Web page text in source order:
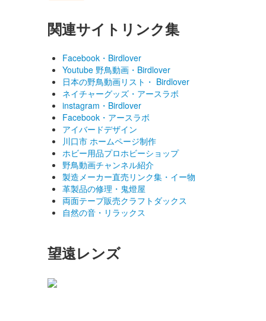
関連サイトリンク集
Facebook・Birdlover
Youtube 野鳥動画・Birdlover
日本の野鳥動画リスト・ Birdlover
ネイチャーグッズ・アースラボ
instagram・Birdlover
Facebook・アースラボ
アイバードデザイン
川口市 ホームページ制作
ホビー用品プロホビーショップ
野鳥動画チャンネル紹介
製造メーカー直売リンク集・イー物
革製品の修理・鬼燈屋
両面テープ販売クラフトダックス
自然の音・リラックス
望遠レンズ